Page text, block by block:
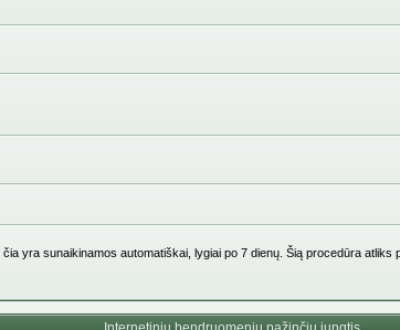
yra sunaikinamos automatiškai, lygiai po 7 dienų. Šią procedūra atliks